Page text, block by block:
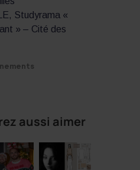
Studyrama «
» – Cité des
aussi aimer